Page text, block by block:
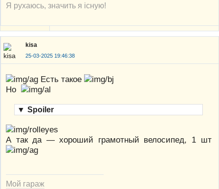
Я рухаюсь, значить я існую!
kisa
25-03-2025 19:46:38
Есть такое
Но
▼ Spoiler
А так да — хороший грамотный велосипед, 1 шт
Мой гараж